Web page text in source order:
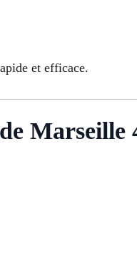
et efficace.
Marseille